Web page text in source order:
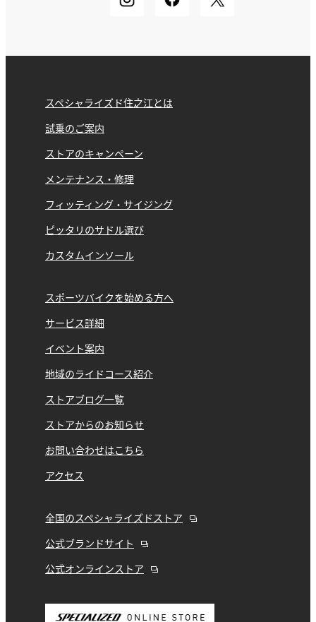
スペシャライズド住之江とは
試乗のご案内
ストアのキャンペーン
メンテナンス・修理
フィッティング・サイジング
ピッタリのサドル選び
カスタムインソール
スポーツバイクを始める方へ
サービス詳細
イベント案内
地域のライドコース紹介
ストアブログ一覧
ストアからのお知らせ
お問い合わせはこちら
アクセス
全国のスペシャライズドストア
公式ブランドサイト
公式オンラインストア